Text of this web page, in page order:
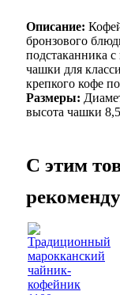
Описание:
бронзового
подстаканника
чашки для
крепкого кофе
Размеры:
высота чашки
C этим